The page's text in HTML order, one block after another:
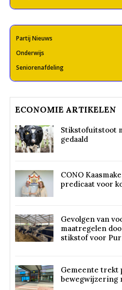
Partij Nieuws
Onderwijs
Seniorenafdeling
ECONOMIE ARTIKELEN
Stikstofuitstoot
gedaald
CONO
predicaat voor
Gevolgen van
maatregelen
stikstof voor
Gemeente trekt
bewegwijzering